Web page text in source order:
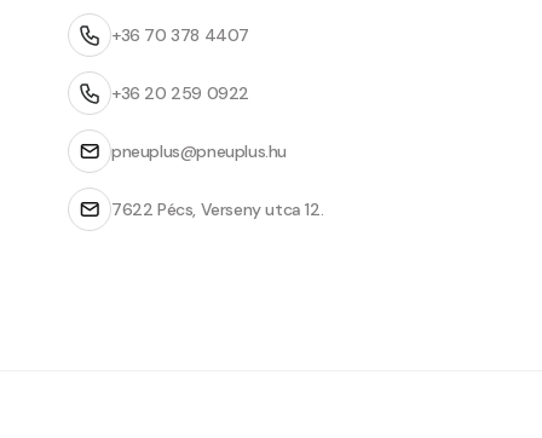
+36 70 378 4407
+36 20 259 0922
pneuplus@pneuplus.hu
7622 Pécs, Verseny utca 12.